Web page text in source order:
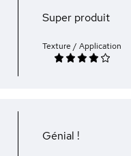
Super produit
Texture / Application
Génial !